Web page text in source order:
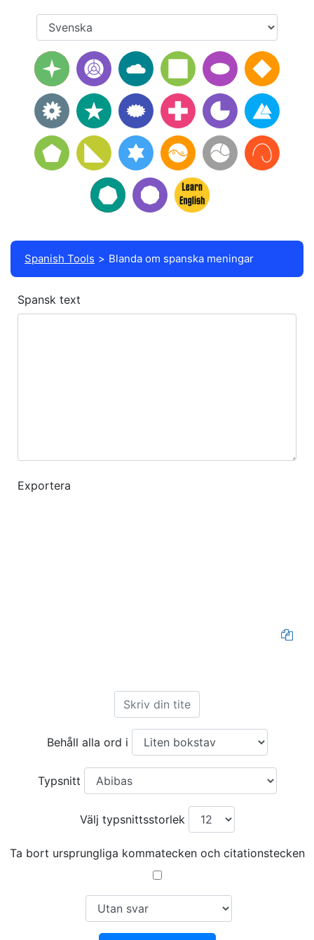
Spanish Tools Blanda om spanska meningar
Spansk text
Exportera
Behåll alla ord i
Typsnitt
Välj typsnittsstorlek
Ta bort ursprungliga kommatecken och citationstecken